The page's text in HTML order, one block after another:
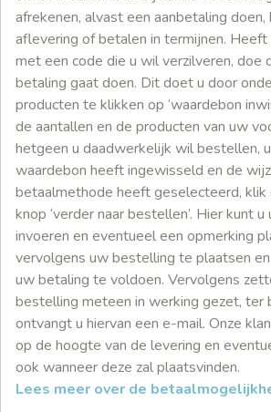
afrekenen, alvast een aanbetaling
aflevering of betalen in termijnen. Heeft
met een code die u wil verzilveren, doe
betaling gaat doen. Dit doet u door
producten te klikken op ‘waardebon
de aantallen en de producten van uw
hetgeen u daadwerkelijk wil bestellen,
waardebon heeft ingewisseld en de
betaalmethode heeft geselecteerd, klik
knop ‘verder naar bestellen’. Hier kunt
invoeren en eventueel een opmerking
vervolgens uw bestelling te plaatsen
uw betaling te voldoen. Vervolgens
bestelling meteen in werking gezet, ter
ontvangt u hiervan een e-mail. Onze
op de hoogte van de levering en
ook wanneer deze zal plaatsvinden.
Lees meer over de